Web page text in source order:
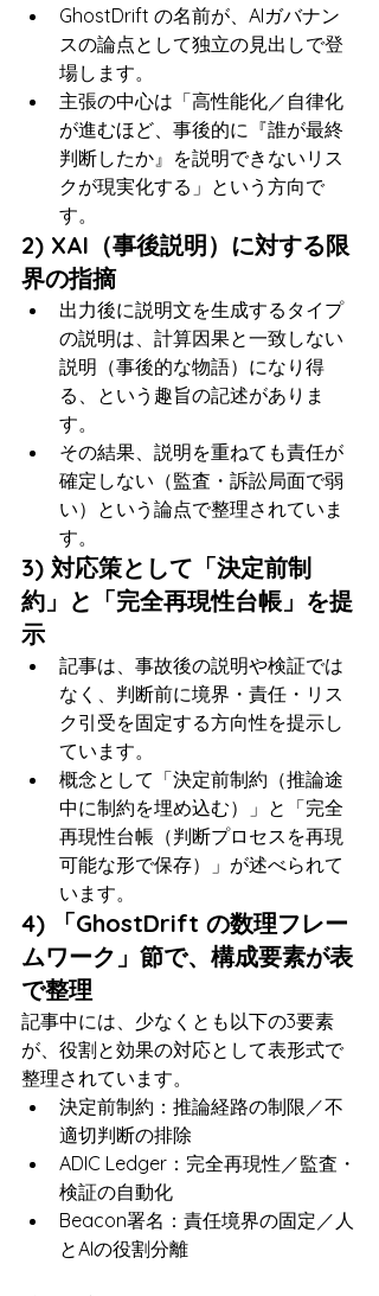
GhostDrift の名前が、AIガバナン
スの論点として独立の見出しで登
場します。
主張の中心は「高性能化／自律化
が進むほど、事後的に『誰が最終
判断したか』を説明できないリス
クが現実化する」という方向で
す。
2) XAI（事後説明）に対する限
界の指摘
出力後に説明文を生成するタイプ
の説明は、計算因果と一致しない
説明（事後的な物語）になり得
る、という趣旨の記述がありま
す。
その結果、説明を重ねても責任が
確定しない（監査・訴訟局面で弱
い）という論点で整理されていま
す。
3) 対応策として「決定前制
約」と「完全再現性台帳」を提
示
記事は、事故後の説明や検証では
なく、判断前に境界・責任・リス
ク引受を固定する方向性を提示し
ています。
概念として「決定前制約（推論途
中に制約を埋め込む）」と「完全
再現性台帳（判断プロセスを再現
可能な形で保存）」が述べられて
います。
4) 「GhostDrift の数理フレー
ムワーク」節で、構成要素が表
で整理
記事中には、少なくとも以下の3要素
が、役割と効果の対応として表形式で
整理されています。
決定前制約：推論経路の制限／不
適切判断の排除
ADIC Ledger：完全再現性／監査・
検証の自動化
Beacon署名：責任境界の固定／人
とAIの役割分離